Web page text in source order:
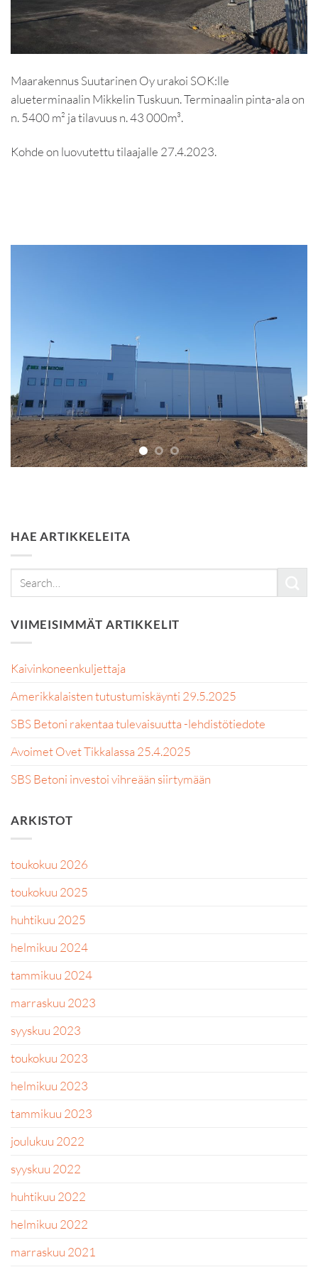
Maarakennus Suutarinen Oy urakoi SOK:lle
alueterminaalin Mikkelin Tuskuun. Terminaalin pinta-ala on
n. 5400 m² ja tilavuus n. 43 000m³.
Kohde on luovutettu tilaajalle 27.4.2023.
HAE ARTIKKELEITA
VIIMEISIMMÄT ARTIKKELIT
Kaivinkoneenkuljettaja
Amerikkalaisten tutustumiskäynti 29.5.2025
SBS Betoni rakentaa tulevaisuutta -lehdistötiedote
Avoimet Ovet Tikkalassa 25.4.2025
SBS Betoni investoi vihreään siirtymään
ARKISTOT
toukokuu 2026
toukokuu 2025
huhtikuu 2025
helmikuu 2024
tammikuu 2024
marraskuu 2023
syyskuu 2023
toukokuu 2023
helmikuu 2023
tammikuu 2023
joulukuu 2022
syyskuu 2022
huhtikuu 2022
helmikuu 2022
marraskuu 2021